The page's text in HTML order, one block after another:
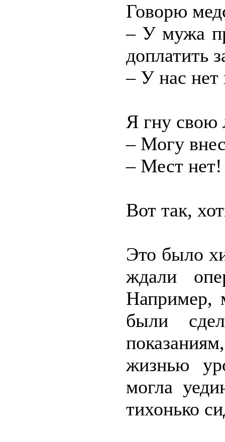
Говорю
– У мужа
доплатить
– У нас нет
Я гну свою
– Могу
– Мест нет!
Вот так,
Это было
ждали
Например,
были
жизнью
могла
тихонько